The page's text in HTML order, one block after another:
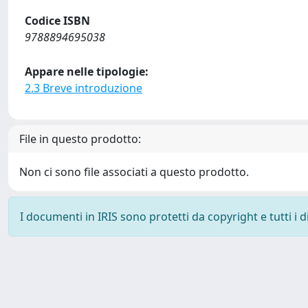
Codice ISBN
9788894695038
Appare nelle tipologie:
2.3 Breve introduzione
File in questo prodotto:
Non ci sono file associati a questo prodotto.
I documenti in IRIS sono protetti da copyright e tutti i